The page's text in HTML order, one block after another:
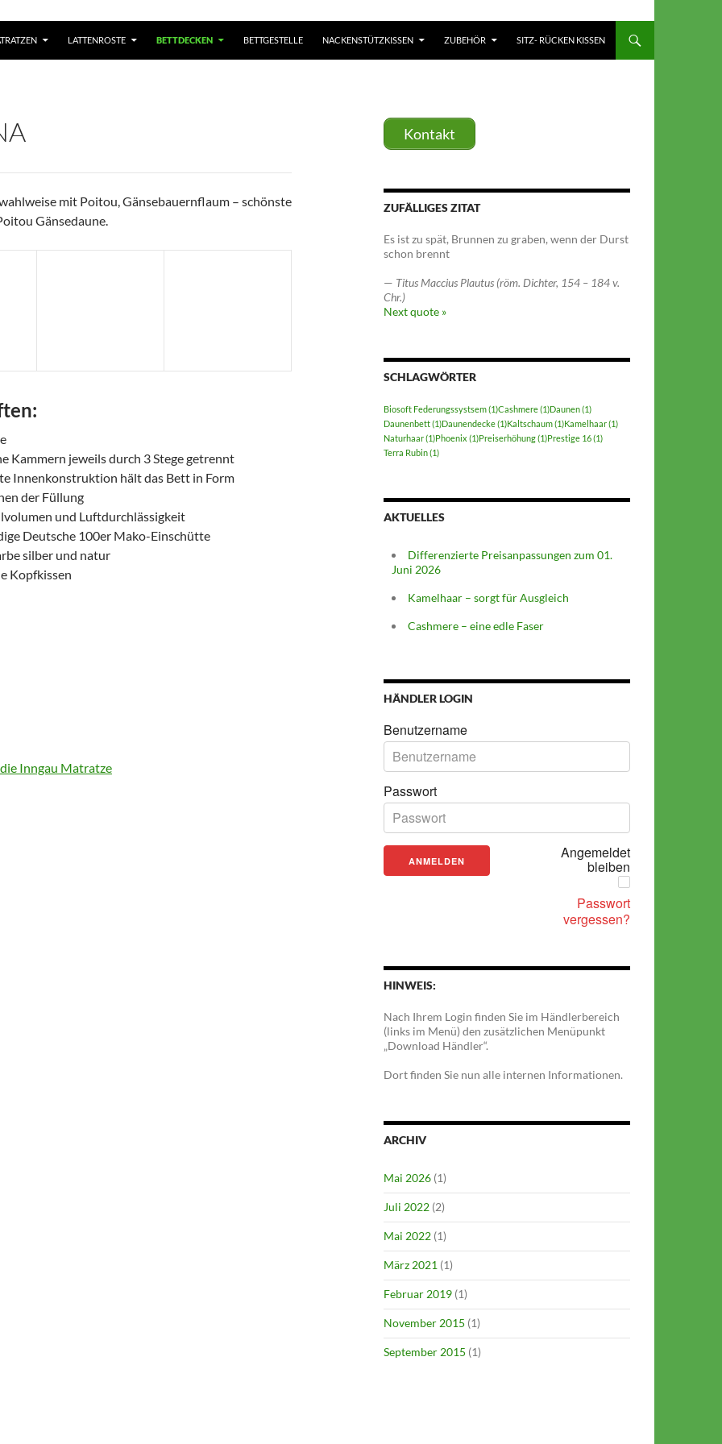
LATTENROSTE BETTDECKEN BETTGESTELLE NACKENSTÜTZKISSEN ZUBEHÖR SITZ- RÜCKEN KISSEN
mit Poitou, Gänsebauernflaum – schönste
Gänsedaune.
Kammern jeweils durch 3 Stege getrennt
Innenkonstruktion hält das Bett in Form
der Füllung
und Luftdurchlässigkeit
Deutsche 100er Mako-Einschütte
silber und natur
Kopfkissen
Inngau Matratze
Kontakt
ZUFÄLLIGES ZITAT
Es ist zu spät, Brunnen zu graben, wenn der Durst
schon brennt
— Titus Maccius Plautus (röm. Dichter, 154 – 184 v.
Chr.)
Next quote »
SCHLAGWÖRTER
Biosoft Federungssystsem(1)Cashmere(1)Daunen(1)
Daunenbett(1)Daunendecke(1)Kaltschaum(1)Kamelhaar(1)
Naturhaar(1)Phoenix (1)Preiserhöhung(1)Prestige 16(1)
Terra Rubin(1)
AKTUELLES
Differenzierte Preisanpassungen zum 01.
Juni 2026
Kamelhaar – sorgt für Ausgleich
Cashmere – eine edle Faser
HÄNDLER LOGIN
Benutzername
Passwort
Angemeldet
bleiben
Passwort
vergessen?
HINWEIS:
Nach Ihrem Login finden Sie im Händlerbereich
(links im Menü) den zusätzlichen Menüpunkt
„Download Händler“.
Dort finden Sie nun alle internen Informationen.
ARCHIV
Mai 2026 (1)
Juli 2022 (2)
Mai 2022 (1)
März 2021 (1)
Februar 2019 (1)
November 2015 (1)
September 2015 (1)